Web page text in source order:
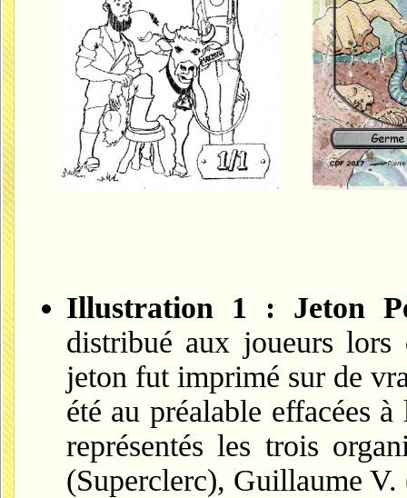
Illustration 1 : Jeton
distribué aux joueurs
jeton fut imprimé sur de
été au préalable effacées
représentés les trois
(Superclerc), Guillaume